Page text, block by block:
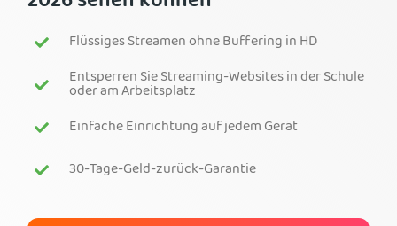
Support
Anmelden
Hol dir PIA-VPN
Flüssiges Streamen ohne Buffering in HD
Entsperren Sie Streaming-Websites in der Schule
oder am Arbeitsplatz
Einfache Einrichtung auf jedem Gerät
30-Tage-Geld-zurück-Garantie